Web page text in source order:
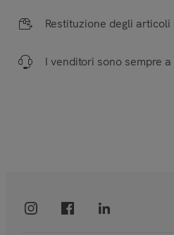
Restituzione degli
I venditori sono sempre